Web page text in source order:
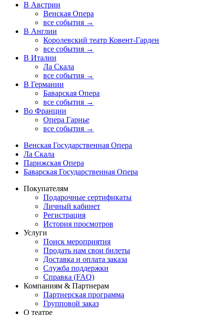
В Австрии
Венская Опера
все события →
В Англии
Королевский театр Ковент-Гарден
все события →
В Италии
Ла Скала
все события →
В Германии
Баварская Опера
все события →
Во Франции
Опера Гарнье
все события →
Венская Государственная Опера
Ла Скала
Парижская Опера
Баварская Государственная Опера
Покупателям
Подарочные сертификаты
Личный кабинет
Регистрация
История просмотров
Услуги
Поиск мероприятия
Продать нам свои билеты
Доставка и оплата заказа
Служба поддержки
Справка (FAQ)
Компаниям & Партнерам
Партнерская программа
Групповой заказ
О театре